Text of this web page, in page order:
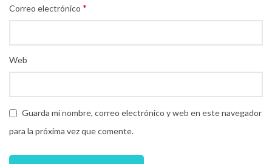
Correo electrónico *
Web
Guarda mi nombre, correo electrónico y web en este navegador
para la próxima vez que comente.